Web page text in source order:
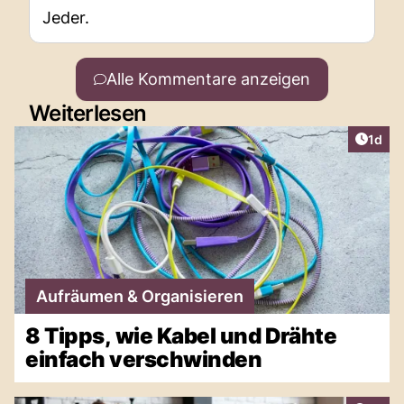
Jeder.
Alle Kommentare anzeigen
Weiterlesen
1d
Aufräumen & Organisieren
8 Tipps, wie Kabel und Drähte
einfach verschwinden